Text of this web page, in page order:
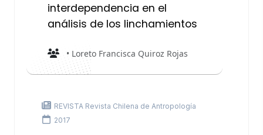
interdependencia en el
análisis de los linchamientos
• Loreto Francisca Quiroz Rojas
REVISTA Revista Chilena de Antropología
2017